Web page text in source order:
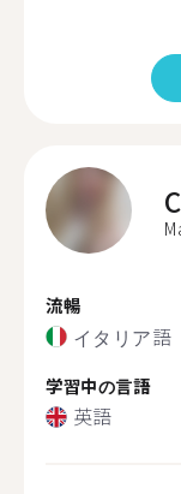
流暢
イタリア語
学習中の言語
英語